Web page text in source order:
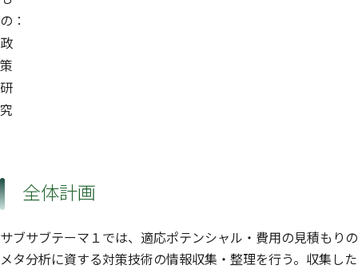
の：
政
策
研
究
全体計画
サブサブテーマ１では、適応ポテンシャル・費用の見積もりの
メタ分析に資する対策技術の情報収集・整理を行う。収集した